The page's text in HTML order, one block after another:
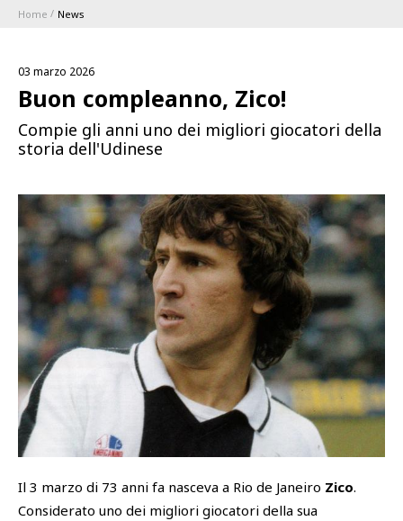
1896 MEMBERSHIP PROGRAM
STAGIONE
Serie A
Coppa Italia
Calendari e Risultati
Classifiche
CLUB
Academy
BLUENERGY STADIUM
MEETING CENTER
SPONSOR
SQUADRE
Home News
03 marzo 2026
Buon compleanno, Zico!
Compie gli anni uno dei migliori giocatori della
storia dell'Udinese
Il 3 marzo di 73 anni fa nasceva a Rio de Janeiro Zico.
Considerato uno dei migliori giocatori della sua